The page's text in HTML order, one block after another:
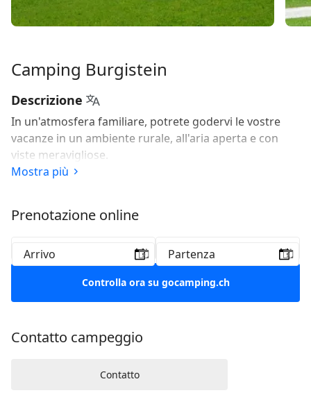
Camping Burgistein
Descrizione
In un'atmosfera familiare, potrete godervi le vostre
vacanze in un ambiente rurale, all'aria aperta e con
viste meravigliose.
Mostra più
Prenotazione online
Contatto campeggio
Contatto